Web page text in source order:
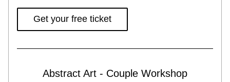
Get your free ticket
Abstract Art - Couple Workshop